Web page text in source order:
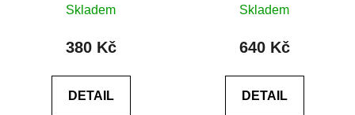
hodnocení
produktu
z
Skladem
380 Kč
DETAIL
hodnocení
produktu
z
Skladem
640 Kč
DETAIL